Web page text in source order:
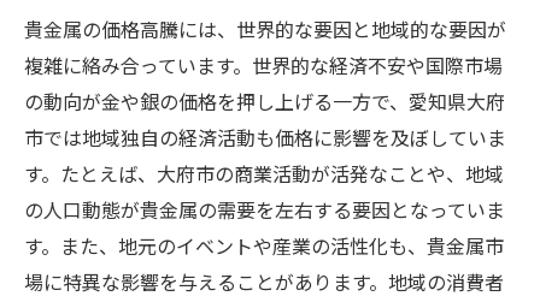
貴金属の価格高騰には、世界的な要因と地域的な要因が
複雑に絡み合っています。世界的な経済不安や国際市場
の動向が金や銀の価格を押し上げる一方で、愛知県大府
市では地域独自の経済活動も価格に影響を及ぼしていま
す。たとえば、大府市の商業活動が活発なことや、地域
の人口動態が貴金属の需要を左右する要因となっていま
す。また、地元のイベントや産業の活性化も、貴金属市
場に特異な影響を与えることがあります。地域の消費者